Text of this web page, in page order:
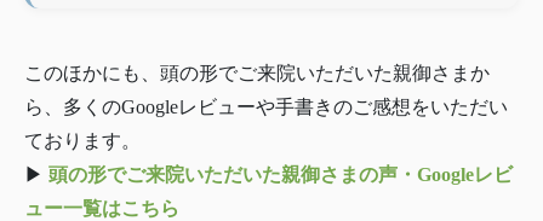
このほかにも、頭の形でご来院いただいた親御さまか
ら、多くのGoogleレビューや手書きのご感想をいただい
ております。
▶︎ 頭の形でご来院いただいた親御さまの声・Googleレビ
ュー一覧はこちら